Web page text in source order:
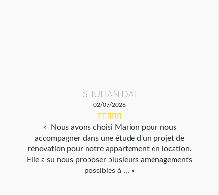
SHUHAN DAI
02/07/2026
Nous avons choisi Marion pour nous
accompagner dans une étude d'un projet de
rénovation pour notre appartement en location.
Elle a su nous proposer plusieurs aménagements
possibles à ...